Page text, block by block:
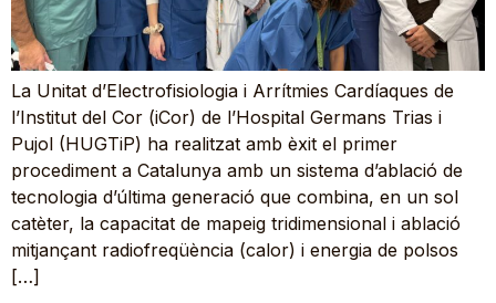
La Unitat d’Electrofisiologia i Arrítmies Cardíaques de
l’Institut del Cor (iCor) de l’Hospital Germans Trias i
Pujol (HUGTiP) ha realitzat amb èxit el primer
procediment a Catalunya amb un sistema d’ablació de
tecnologia d’última generació que combina, en un sol
catèter, la capacitat de mapeig tridimensional i ablació
mitjançant radiofreqüència (calor) i energia de polsos
[…]